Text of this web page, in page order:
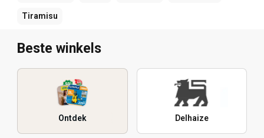
Tiramisu
Beste winkels
Ontdek Delhaize